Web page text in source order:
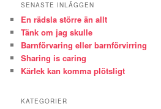
SENASTE INLÄGGEN
En rädsla större än allt
Tänk om jag skulle
Barnförvaring eller barnförvirring
Sharing is caring
Kärlek kan komma plötsligt
KATEGORIER